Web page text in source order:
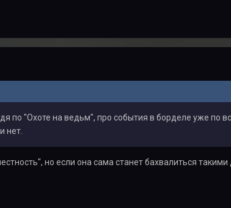
по "Охоте на ведьм", про события в борделе уже по
нет.
но если она сама станет бахвалиться